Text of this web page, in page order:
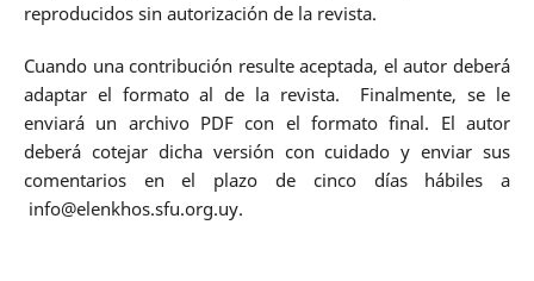
reproducidos sin autorización de la revista.
Cuando una contribución resulte aceptada, el autor deberá
adaptar el formato al de la revista. Finalmente, se le
enviará un archivo PDF con el formato final. El autor
deberá cotejar dicha versión con cuidado y enviar sus
comentarios en el plazo de cinco días hábiles a
info@elenkhos.sfu.org.uy.